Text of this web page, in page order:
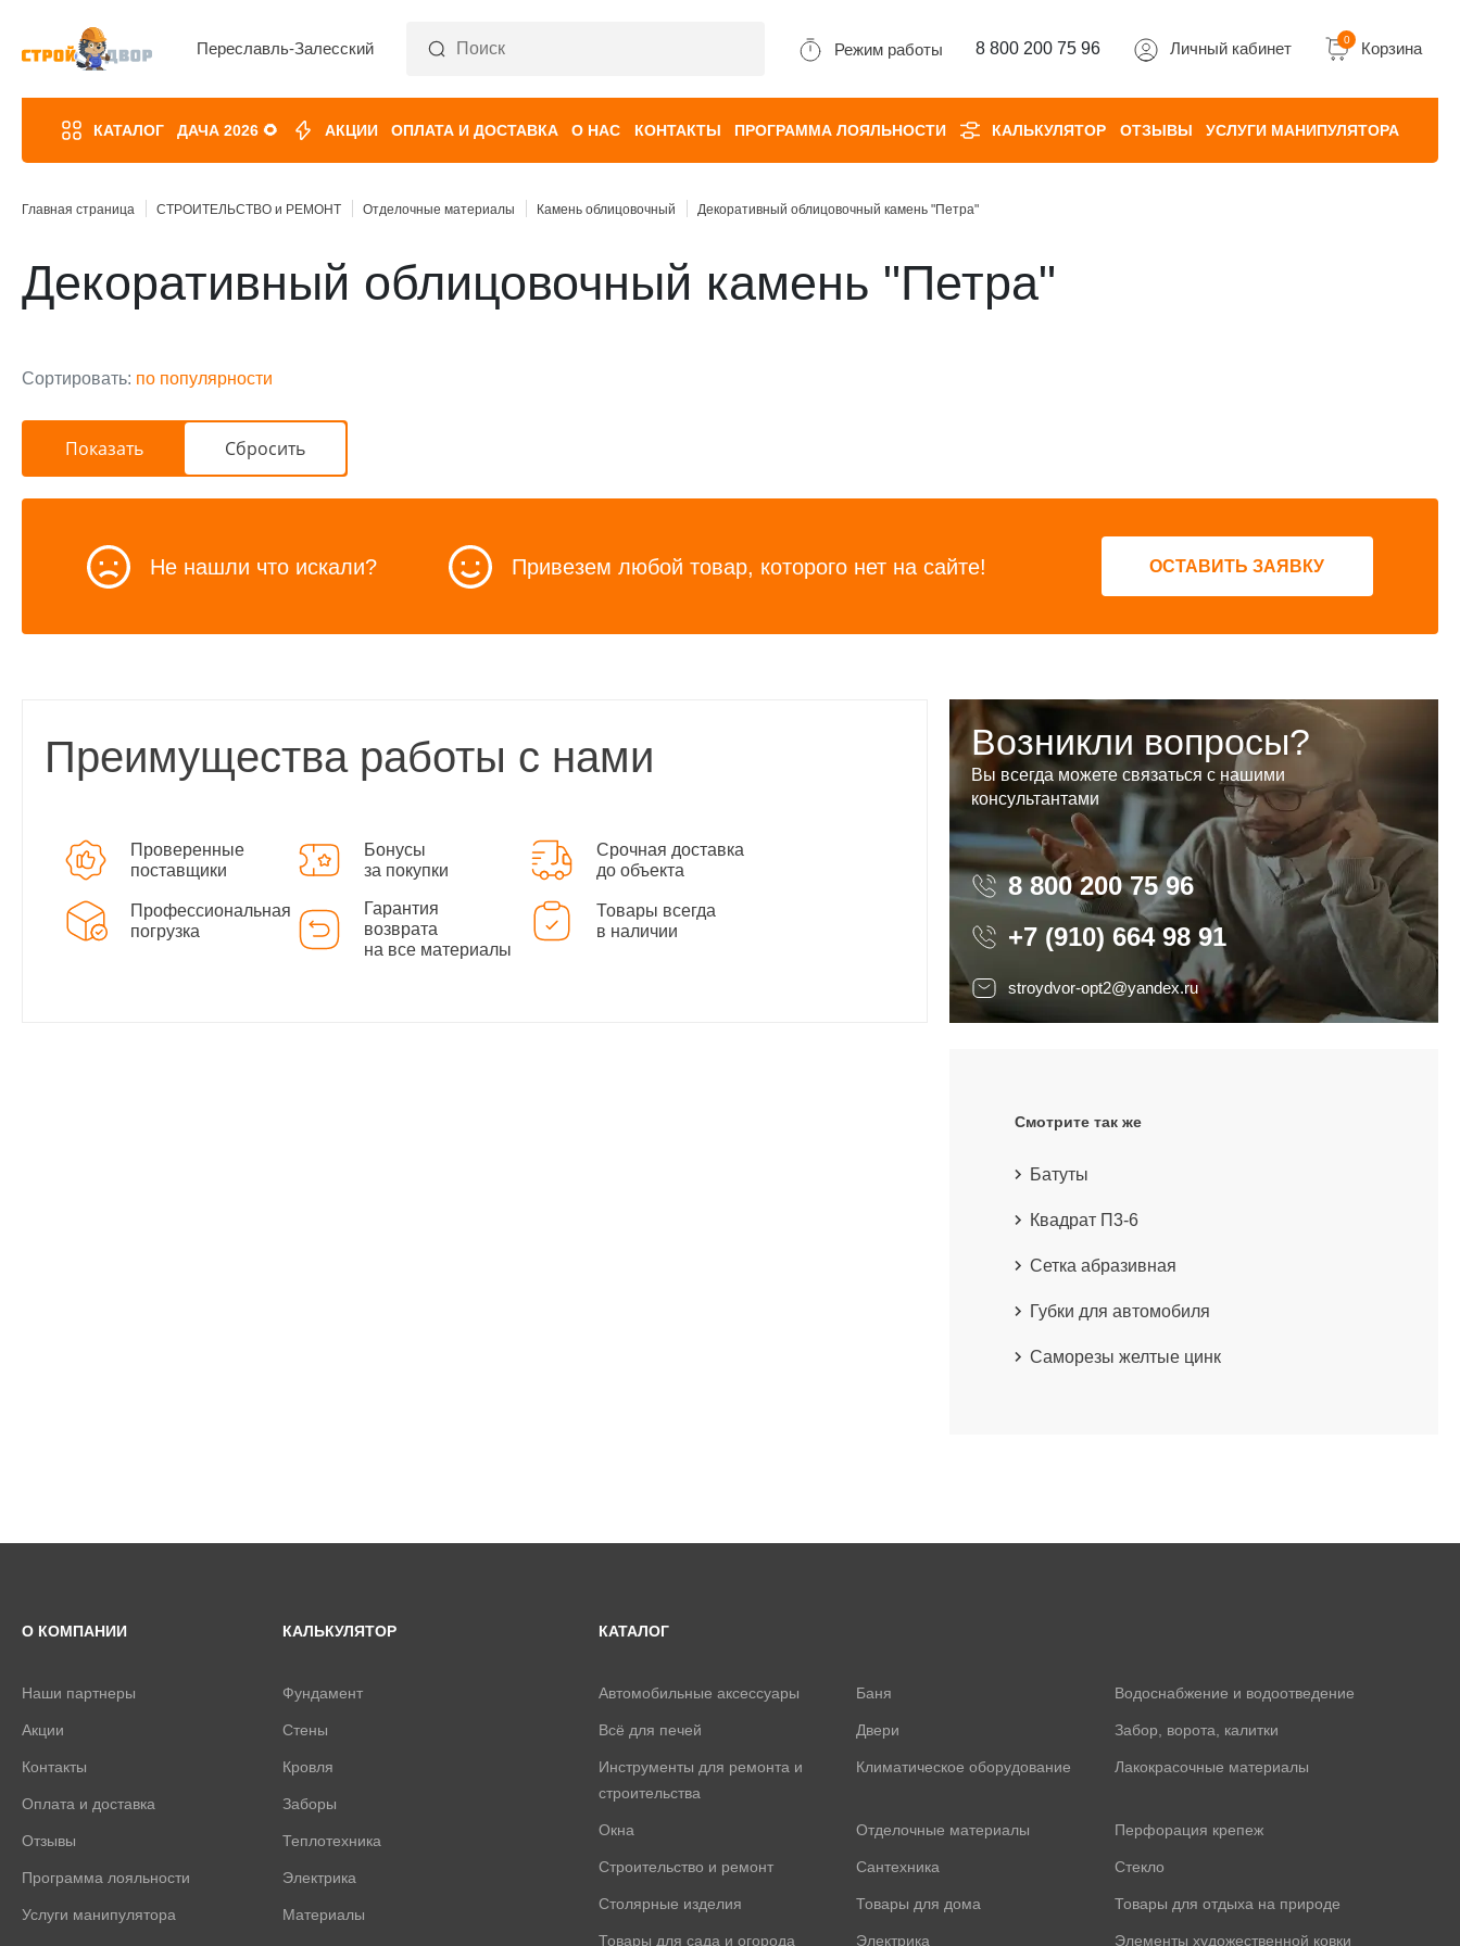
Переславль-Залесский Режим работы 8 800 200 75 96 Личный кабинет 0 Корзина
КАТАЛОГ ДАЧА 2026 🌻 АКЦИИ ОПЛАТА И ДОСТАВКА О НАС КОНТАКТЫ ПРОГРАММА ЛОЯЛЬНОСТИ КАЛЬКУЛЯТОР ОТЗЫВЫ УСЛУГИ МАНИПУЛЯТОРА
Главная страница СТРОИТЕЛЬСТВО и РЕМОНТ Отделочные материалы Камень облицовочный Декоративный облицовочный камень "Петра"
Декоративный облицовочный камень "Петра"
Сортировать: по популярности
Не нашли что искали? Привезем любой товар, которого нет на сайте! ОСТАВИТЬ ЗАЯВКУ
Преимущества работы с нами
Проверенные
поставщики
Бонусы
за покупки
Срочная доставка
до объекта
Профессиональная
погрузка
Гарантия
возврата
на все материалы
Товары всегда
в наличии
Возникли вопросы?
Вы всегда можете связаться с нашими
консультантами
8 800 200 75 96 8 800 200 75 96
+7 (910) 664 98 91
stroydvor-opt2@yandex.ru
Смотрите так же
Батуты
Квадрат П3-6
Сетка абразивная
Губки для автомобиля
Саморезы желтые цинк
О КОМПАНИИ
Наши партнеры
Акции
Контакты
Оплата и доставка
Отзывы
Программа лояльности
Услуги манипулятора
КАЛЬКУЛЯТОР
Фундамент
Стены
Кровля
Заборы
Теплотехника
Электрика
Материалы
КАТАЛОГ
Автомобильные аксессуары Баня Водоснабжение и водоотведение
Всё для печей Двери Забор, ворота, калитки
Инструменты для ремонта и
строительства
Климатическое оборудование Лакокрасочные материалы
Окна Отделочные материалы Перфорация крепеж
Строительство и ремонт Сантехника Стекло
Столярные изделия Товары для дома Товары для отдыха на природе
Товары для сада и огорода Электрика Элементы художественной ковки